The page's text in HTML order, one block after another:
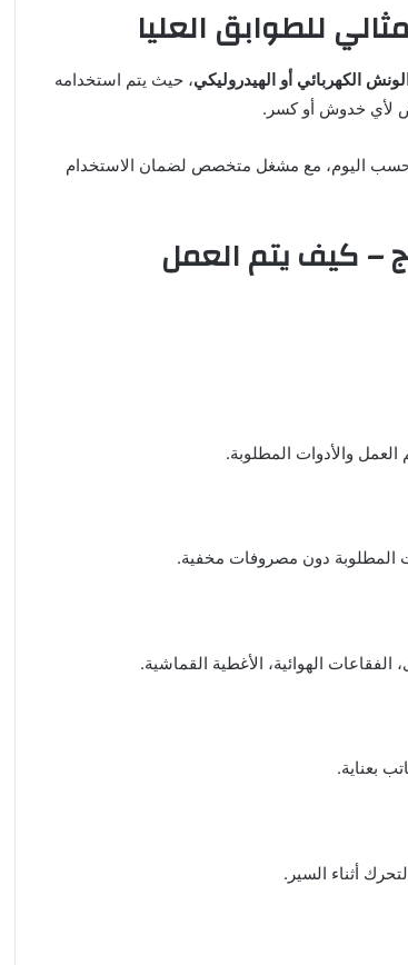
للطوابق العليا
الكهربائي أو الهيدروليكي، حيث يتم استخدامه
لأي خدوش أو كسر.
حسب اليوم، مع مشغل متخصص لضمان الاستخدام
كيف يتم العمل
والأدوات المطلوبة.
المطلوبة دون مصروفات مخفية.
الهوائية، الأغطية القماشية.
بعناية.
أثناء السير.